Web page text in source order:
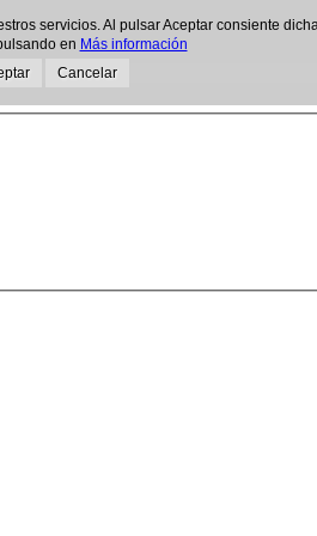
servicios. Al pulsar Aceptar consiente
en Más información
Cancelar